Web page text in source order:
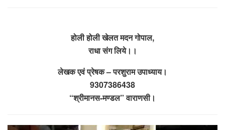
होली होली खेलत मदन गोपाल,
राधा संग लिये।।
लेखक एवं प्रेषक – परशुराम उपाध्याय।
9307386438
“श्रीमानस-मण्डल” वाराणसी।